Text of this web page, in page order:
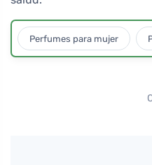
Perfumes para mujer